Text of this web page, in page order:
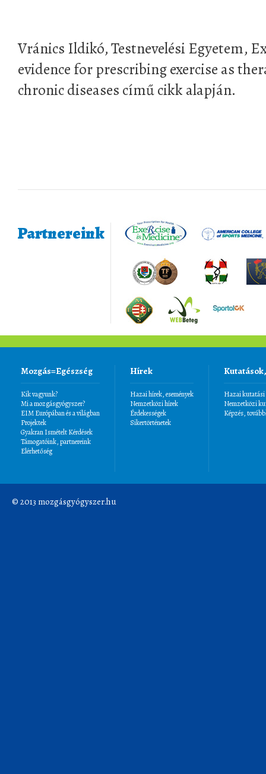
Vránics Ildikó, Testnevelési Egyetem,
evidence for prescribing exercise as
chronic diseases című cikk alapján.
Partnereink
Mozgás=Egészség
Kik vagyunk?
Mi a mozgásgyógyszer?
EIM Európában és a világban
Projektek
Gyakran Ismételt Kérdések
Támogatóink, partnereink
Elérhetőség
Hírek
Hazai hírek, események
Nemzetközi hírek
Érdekességek
Sikertörténetek
Hazai kutatási
Nemzetközi
Képzés,
© 2013 mozgásgyógyszer.hu